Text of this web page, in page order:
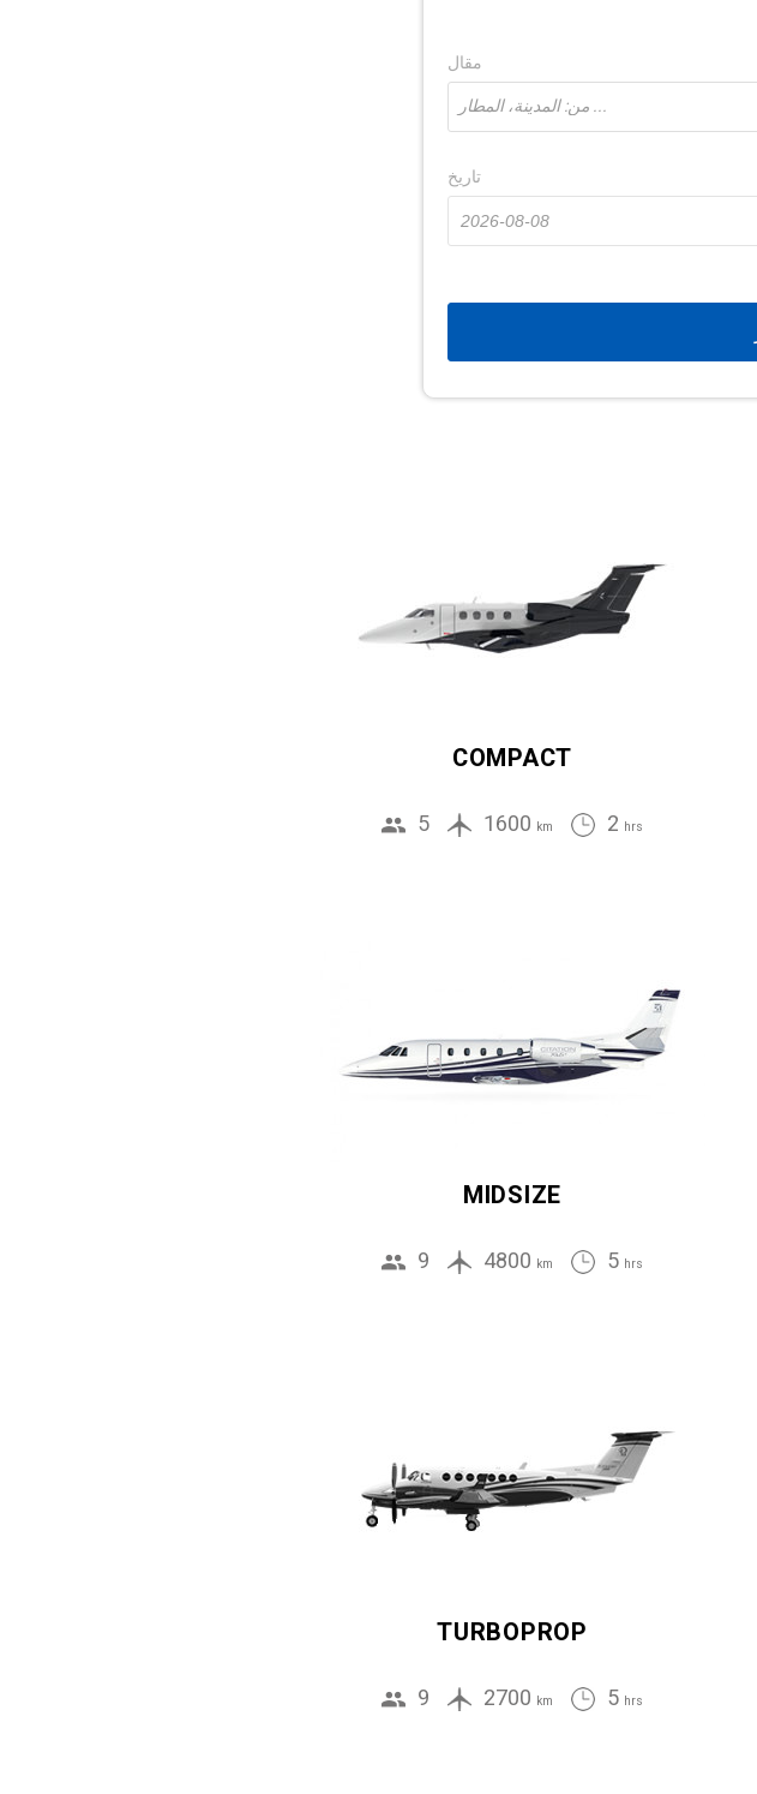
مقال
من: المدينة، المطار ...
تاريخ
COMPACT
5 1600 km 2 hrs
MIDSIZE
9 4800 km 5 hrs
TURBOPROP
9 2700 km 5 hrs